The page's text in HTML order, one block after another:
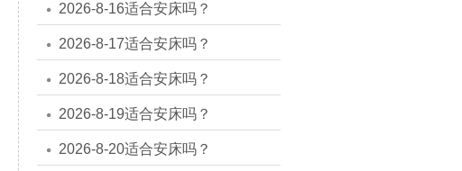
2026-8-16适合安床吗？
2026-8-17适合安床吗？
2026-8-18适合安床吗？
2026-8-19适合安床吗？
2026-8-20适合安床吗？